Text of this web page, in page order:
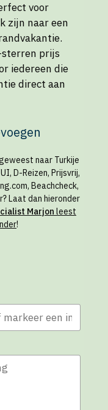
voor
zijn naar een
sterren prijs
iedereen die
direct aan
naar Turkije
D-Reizen, Prijsvrij,
Beachcheck,
Laat dan hieronder
Marjon leest
!